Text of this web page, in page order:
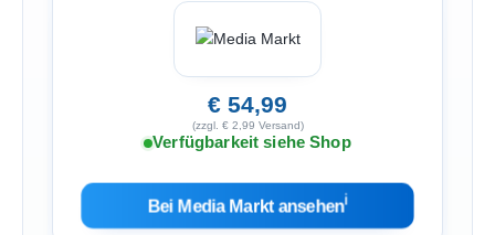
€ 54,99
(zzgl. € 2,99 Versand)
Verfügbarkeit siehe Shop
Bei Media Markt ansehenℹ︎